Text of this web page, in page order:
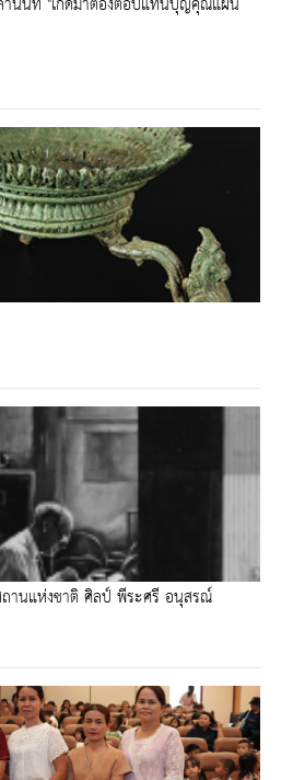
านแห่งชาติ ศิลป์ พีระศรี อนุสรณ์